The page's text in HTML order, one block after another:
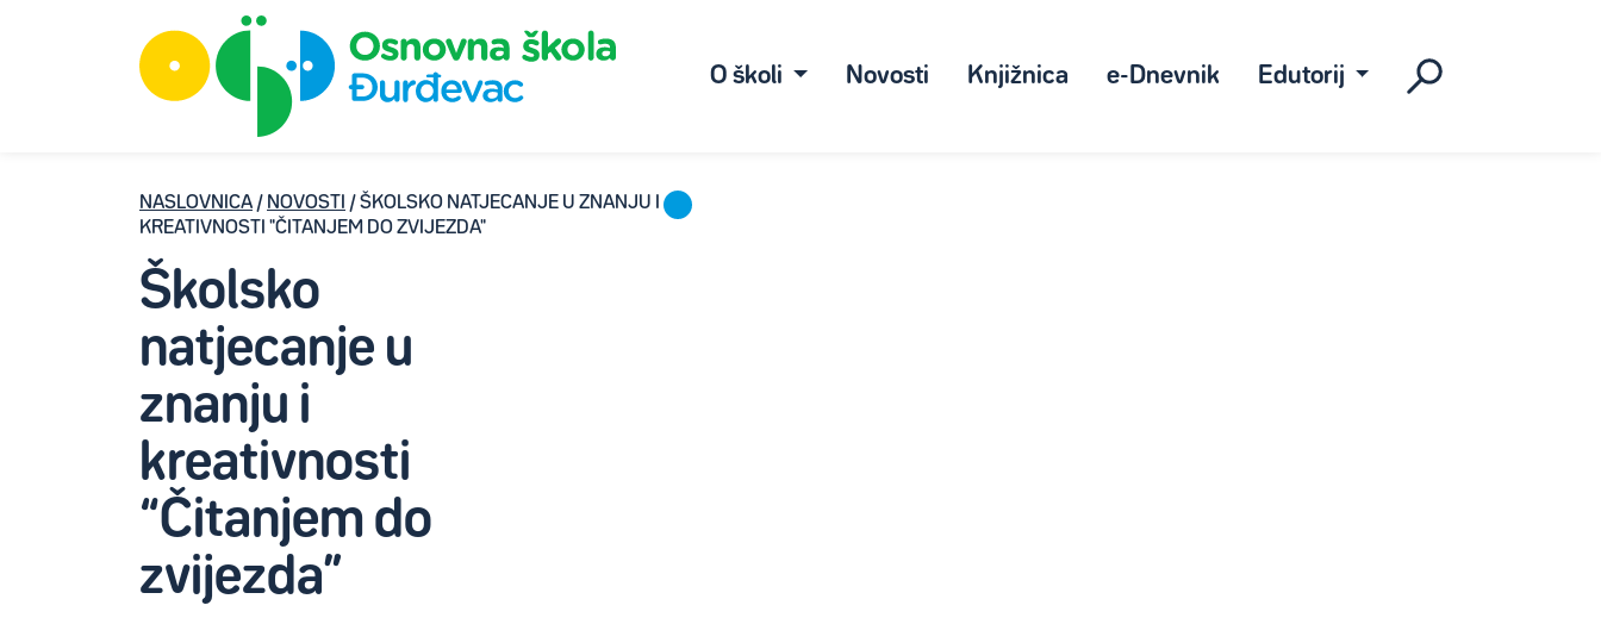
O školi Novosti Knjižnica e-Dnevnik Edutorij
NASLOVNICA / NOVOSTI / ŠKOLSKO NATJECANJE U ZNANJU I
KREATIVNOSTI "ČITANJEM DO ZVIJEZDA"
Školsko
natjecanje u
znanju i
kreativnosti
“Čitanjem do
zvijezda”